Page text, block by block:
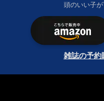
頭のいい子
雑誌の予約